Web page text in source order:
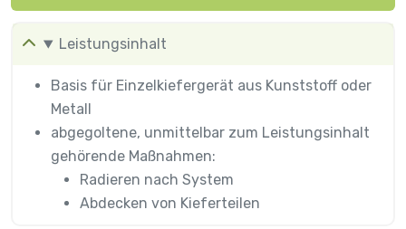
Leistungsinhalt
Basis für Einzelkiefergerät aus Kunststoff oder
Metall
abgegoltene, unmittelbar zum Leistungsinhalt
gehörende Maßnahmen:
Radieren nach System
Abdecken von Kieferteilen